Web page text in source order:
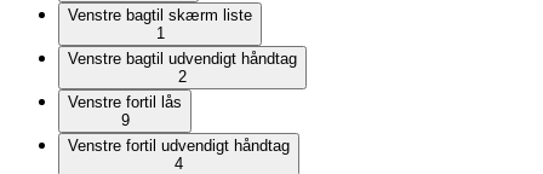
Venstre bagtil skærm liste
1
Venstre bagtil udvendigt håndtag
2
Venstre fortil lås
9
Venstre fortil udvendigt håndtag
4